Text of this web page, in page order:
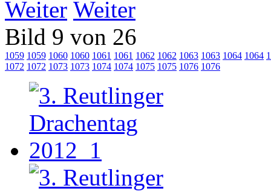
Weiter
Bild 9 von 26
1059 1059 1060 1060 1061 1061 1062 1062 1063 1063 1064 1064
1072 1072 1073 1073 1074 1074 1075 1075 1076 1076